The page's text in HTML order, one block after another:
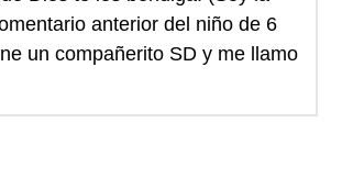
anterior del niño de 6
un compañerito SD y me llamo